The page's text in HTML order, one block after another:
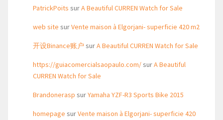
PatrickPoits surA Beautiful CURREN Watch for Sale
web site surVente maison à Elgorjani- superficie 420 m2
开设Binance账户 surA Beautiful CURREN Watch for Sale
https://guiacomercialsaopaulo.com/surA Beautiful
CURREN Watch for Sale
Brandonerasp surYamaha YZF-R3 Sports Bike 2015
homepage surVente maison à Elgorjani- superficie 420